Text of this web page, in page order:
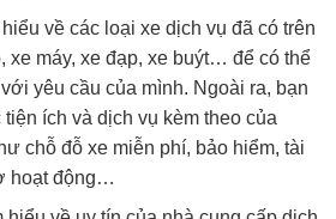
về các loại xe dịch vụ đã có trên
xe máy, xe đạp, xe buýt… để có thể
yêu cầu của mình. Ngoài ra, bạn
ích và dịch vụ kèm theo của
chỗ đỗ xe miễn phí, bảo hiểm, tài
hoạt động…